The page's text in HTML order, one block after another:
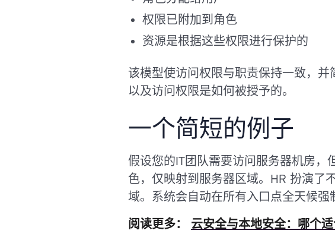
权限已附加到角色
资源是根据这些权限进行保护的
该模型使访问权限与职责保持一致，
以及访问权限是如何被授予的。
一个简短的例子
假设您的IT团队需要访问服务器机房，
色，仅映射到服务器区域。HR 扮演了
域。系统会自动在所有入口点全天候强
阅读更多： 云安全与本地安全：哪个适